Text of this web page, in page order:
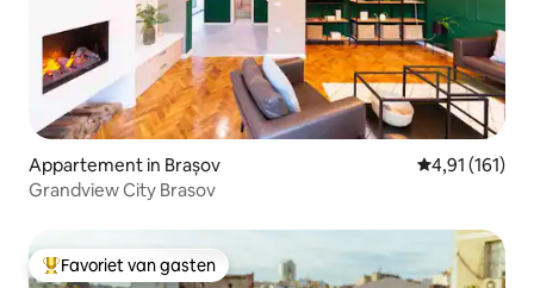
Appartement in Brașov Gemiddelde
4,91 (161)
Grandview City Brasov
Topfavoriet van gasten
Favoriet van gasten